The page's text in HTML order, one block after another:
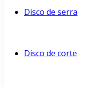
Disco de serra
Disco de corte